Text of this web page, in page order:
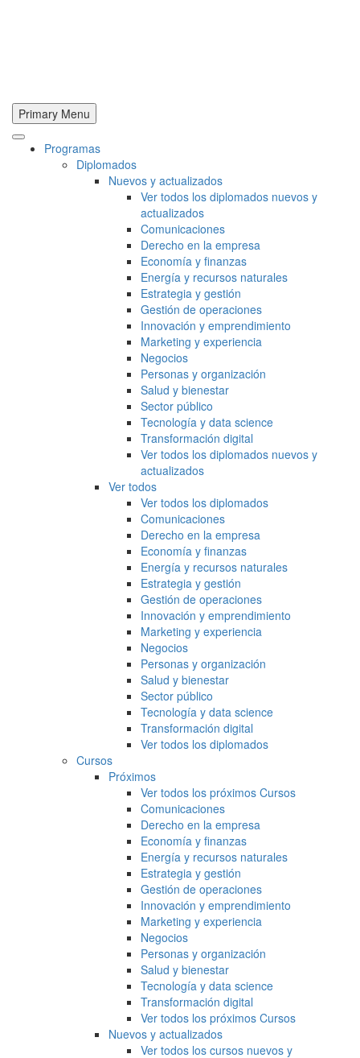
Primary Menu
Programas
Diplomados
Nuevos y actualizados
Ver todos los diplomados nuevos y
actualizados
Comunicaciones
Derecho en la empresa
Economía y finanzas
Energía y recursos naturales
Estrategia y gestión
Gestión de operaciones
Innovación y emprendimiento
Marketing y experiencia
Negocios
Personas y organización
Salud y bienestar
Sector público
Tecnología y data science
Transformación digital
Ver todos los diplomados nuevos y
actualizados
Ver todos
Ver todos los diplomados
Comunicaciones
Derecho en la empresa
Economía y finanzas
Energía y recursos naturales
Estrategia y gestión
Gestión de operaciones
Innovación y emprendimiento
Marketing y experiencia
Negocios
Personas y organización
Salud y bienestar
Sector público
Tecnología y data science
Transformación digital
Ver todos los diplomados
Cursos
Próximos
Ver todos los próximos Cursos
Comunicaciones
Derecho en la empresa
Economía y finanzas
Energía y recursos naturales
Estrategia y gestión
Gestión de operaciones
Innovación y emprendimiento
Marketing y experiencia
Negocios
Personas y organización
Salud y bienestar
Tecnología y data science
Transformación digital
Ver todos los próximos Cursos
Nuevos y actualizados
Ver todos los cursos nuevos y